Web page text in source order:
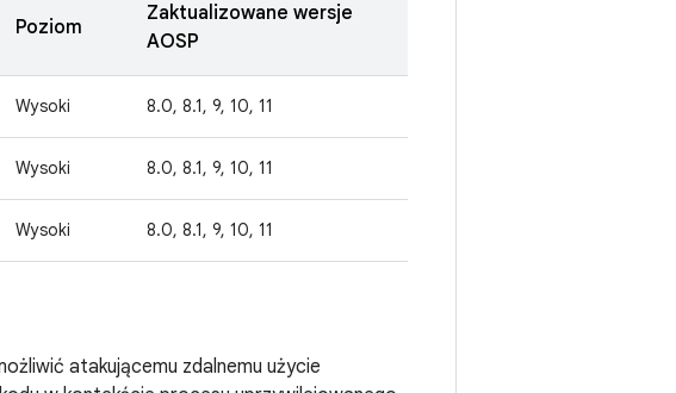
Poziom
Zaktualizowane wersje
AOSP
Wysoki 8.0, 8.1, 9, 10, 11
Wysoki 8.0, 8.1, 9, 10, 11
Wysoki 8.0, 8.1, 9, 10, 11
atakującemu zdalnemu użycie